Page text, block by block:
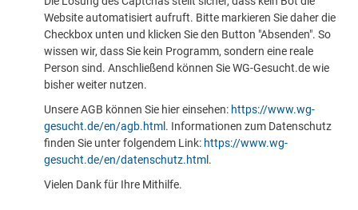
Website automatisiert aufruft. Bitte markieren Sie daher die
Checkbox unten und klicken Sie den Button "Absenden". So
wissen wir, dass Sie kein Programm, sondern eine reale
Person sind. Anschließend können Sie WG-Gesucht.de wie
bisher weiter nutzen.
Unsere AGB können Sie hier einsehen: https://www.wg-
gesucht.de/en/agb.html . Informationen zum Datenschutz
finden Sie unter folgendem Link: https://www.wg-
gesucht.de/en/datenschutz.html .
Vielen Dank für Ihre Mithilfe.